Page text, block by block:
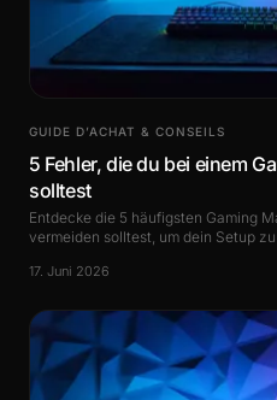
GUIDE D’ACHAT & CONSEILS
5 Fehler, die du bei einem
solltest
Entdecke die 5 häufigsten Gaming
vermeiden solltest, um dein Setup
17. Juni 2026